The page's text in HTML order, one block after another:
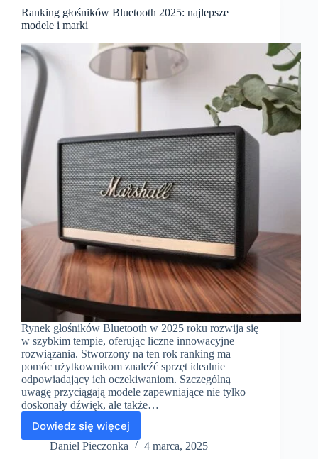
Ranking głośników Bluetooth 2025: najlepsze
modele i marki
Rynek głośników Bluetooth w 2025 roku rozwija się
w szybkim tempie, oferując liczne innowacyjne
rozwiązania. Stworzony na ten rok ranking ma
pomóc użytkownikom znaleźć sprzęt idealnie
odpowiadający ich oczekiwaniom. Szczególną
uwagę przyciągają modele zapewniające nie tylko
doskonały dźwięk, ale także…
Dowiedz się więcej
Ranking
głośników
Daniel Pieczonka 4 marca, 2025